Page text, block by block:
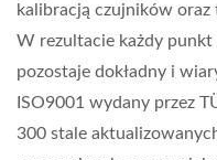
kalibracją czujników
W rezultacie każdy punkt
pozostaje dokładny i
ISO9001 wydany przez
300 stale